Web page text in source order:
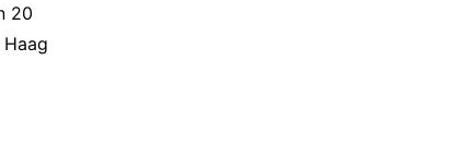
20
Haag